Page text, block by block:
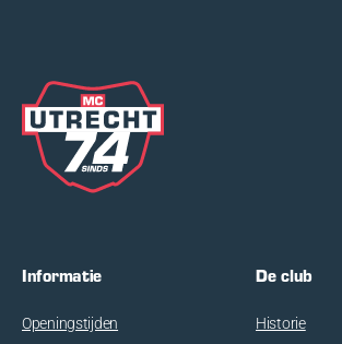
Informatie
Openingstijden
De club
Historie